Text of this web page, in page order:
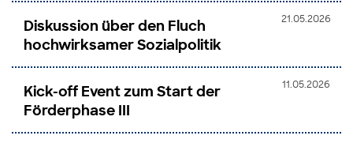
21.05.2026
Diskussion über den Fluch
hochwirksamer Sozialpolitik
11.05.2026
Kick-off Event zum Start der
Förderphase III